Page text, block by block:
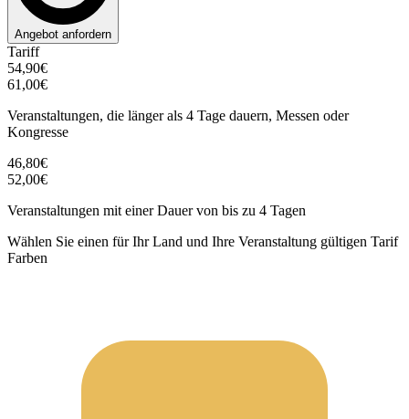
Angebot anfordern
Tariff
54,90€
61,00€
Veranstaltungen, die länger als 4 Tage dauern, Messen oder
Kongresse
46,80€
52,00€
Veranstaltungen mit einer Dauer von bis zu 4 Tagen
Wählen Sie einen für Ihr Land und Ihre Veranstaltung gültigen Tarif
Farben